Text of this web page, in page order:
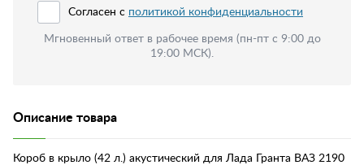
Согласен с политикой конфиденциальности
Мгновенный ответ в рабочее время (пн-пт с 9:00 до
19:00 МСК).
Описание товара
Короб в крыло (42 л.) акустический для Лада Гранта ВАЗ 2190